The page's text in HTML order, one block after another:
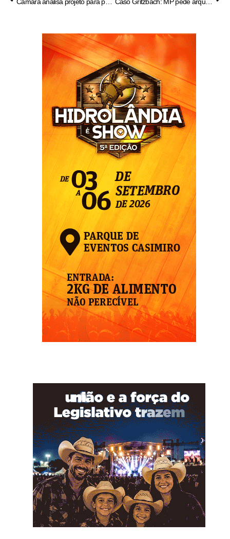
Câmara analisa projeto para pais tirarem férias no recesso escolar Caso Gritzbach: MP pede arquivamento de investigação contra delegados